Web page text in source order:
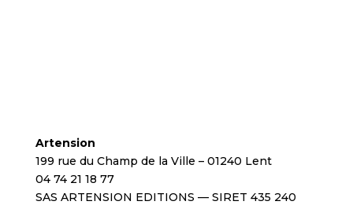
Artension
199 rue du Champ de la Ville – 01240 Lent
04 74 21 18 77
SAS ARTENSION EDITIONS — SIRET 435 240